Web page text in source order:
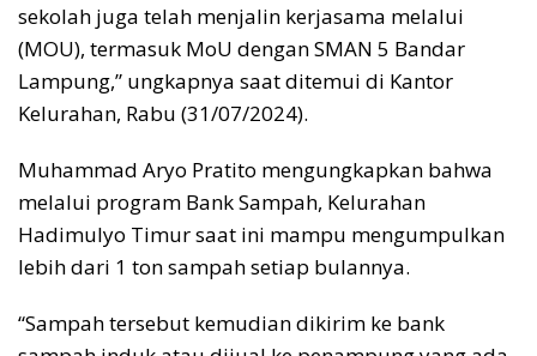
sekolah juga telah menjalin kerjasama melalui
(MOU), termasuk MoU dengan SMAN 5 Bandar
Lampung,” ungkapnya saat ditemui di Kantor
Kelurahan, Rabu (31/07/2024).
Muhammad Aryo Pratito mengungkapkan bahwa
melalui program Bank Sampah, Kelurahan
Hadimulyo Timur saat ini mampu mengumpulkan
lebih dari 1 ton sampah setiap bulannya.
“Sampah tersebut kemudian dikirim ke bank